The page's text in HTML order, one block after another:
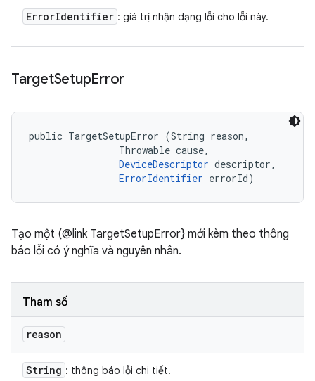
ErrorIdentifier : giá trị nhận dạng lỗi cho lỗi này.
TargetSetupError
public TargetSetupError (String reason,
                Throwable cause,
DeviceDescriptor descriptor,
ErrorIdentifier errorId)
Tạo một (@link TargetSetupError} mới kèm theo thông
báo lỗi có ý nghĩa và nguyên nhân.
Tham số
reason
String : thông báo lỗi chi tiết.